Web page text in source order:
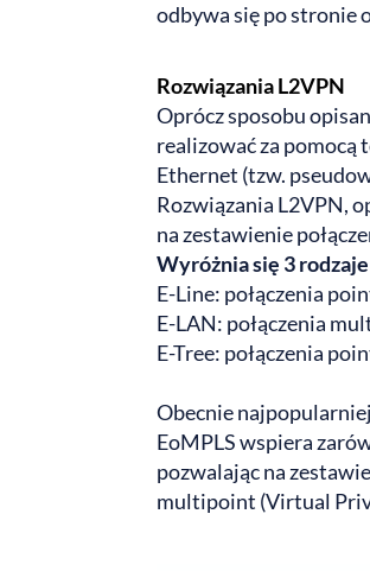
odbywa się po stronie
Rozwiązania L2VPN
Oprócz sposobu
realizować za pomocą
Ethernet (tzw.
Rozwiązania L2VPN,
na zestawienie
Wyróżnia się 3
E-Line: połączenia
E-LAN: połączenia
E-Tree: połączenia
Obecnie
EoMPLS wspiera
pozwalając na
multipoint (Virtual